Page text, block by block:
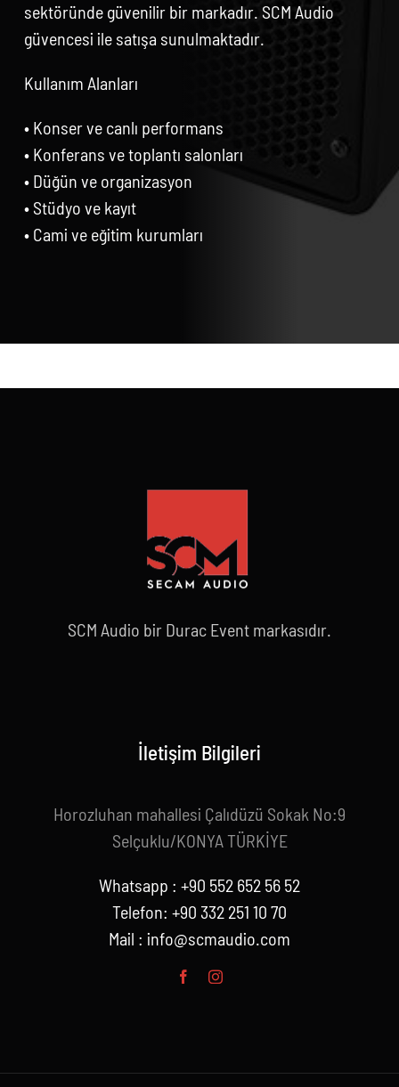
sektöründe güvenilir bir markadır. SCM Audio
güvencesi ile satışa sunulmaktadır.
Kullanım Alanları
• Konser ve canlı performans
• Konferans ve toplantı salonları
• Düğün ve organizasyon
• Stüdyo ve kayıt
• Cami ve eğitim kurumları
SCM Audio bir Durac Event markasıdır.
İletişim Bilgileri
Horozluhan mahallesi Çalıdüzü Sokak No:9
Selçuklu/KONYA TÜRKİYE
Whatsapp : +90 552 652 56 52
Telefon: +90 332 251 10 70
Mail : info@scmaudio.com